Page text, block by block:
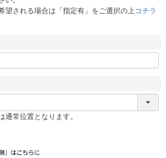
望される場合は「指定有」をご選択の上 コチラ
通常位置となります。